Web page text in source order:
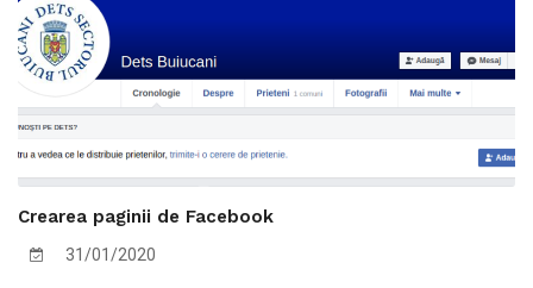
Crearea paginii de Facebook
31/01/2020